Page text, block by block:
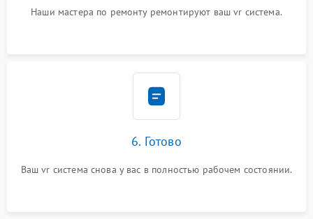
Наши мастера по ремонту ремонтируют ваш vr система.
6. Готово
Ваш vr система снова у вас в полностью рабочем состоянии.